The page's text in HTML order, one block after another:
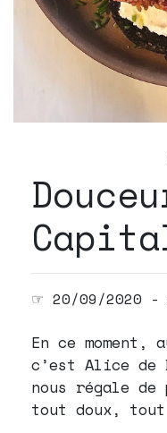
☞ 20/09/2020 -
En ce moment,
c’est Alice de
nous régale
tout doux,